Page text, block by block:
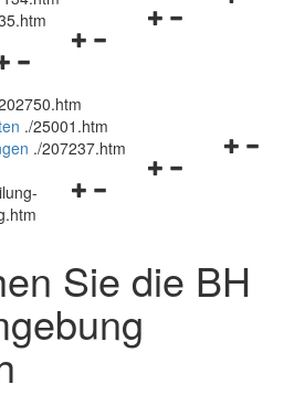
Navigationsmenü
Navigationsmenü
schließen
./25001.htm
Navigationsmenü
./207237.htm
Navigationsmenü
Sie die BH